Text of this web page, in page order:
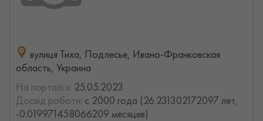
вулиця Тиха, Подлесье, Ивано-Франковская
область, Украина
На порталі з: 25.05.2023
Досвід роботи: с 2000 года (26.231302172097 лет,
-0.019971458066209 месяцев)